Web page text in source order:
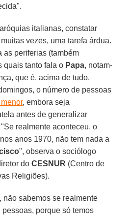
italianas, constatar
vezes, uma tarefa árdua.
as periferias (também
quais tanto fala o Papa, notam-
que é, acima de tudo,
o número de pessoas
, embora seja
antes de generalizar
realmente aconteceu, o
anos 1970, não tem nada a
", observa o sociólogo
doCESNUR (Centro de
Religiões).
não sabemos se realmente
porque só temos